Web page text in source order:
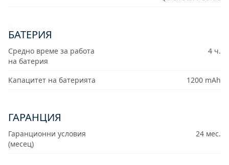
БАТЕРИЯ
Средно време за работа
на батерия
4 ч.
Капацитет на батерията 1200 mAh
ГАРАНЦИЯ
Гаранционни условия
(месец)
24 мес.